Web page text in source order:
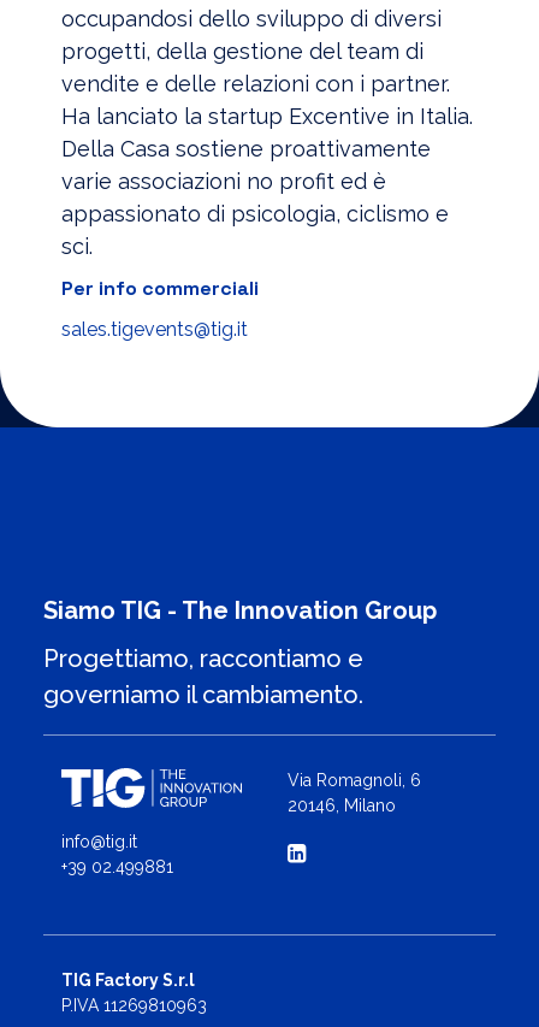
occupandosi dello sviluppo di diversi
progetti, della gestione del team di
vendite e delle relazioni con i partner.
Ha lanciato la startup Excentive in Italia.
Della Casa sostiene proattivamente
varie associazioni no profit ed è
appassionato di psicologia, ciclismo e
sci.
Per info commerciali
sales.tigevents@tig.it
Siamo TIG - The Innovation Group
Progettiamo, raccontiamo e
governiamo il cambiamento.
info@tig.it
+39 02.499881
Via Romagnoli, 6
20146, Milano
TIG Factory S.r.l
P.IVA 11269810963